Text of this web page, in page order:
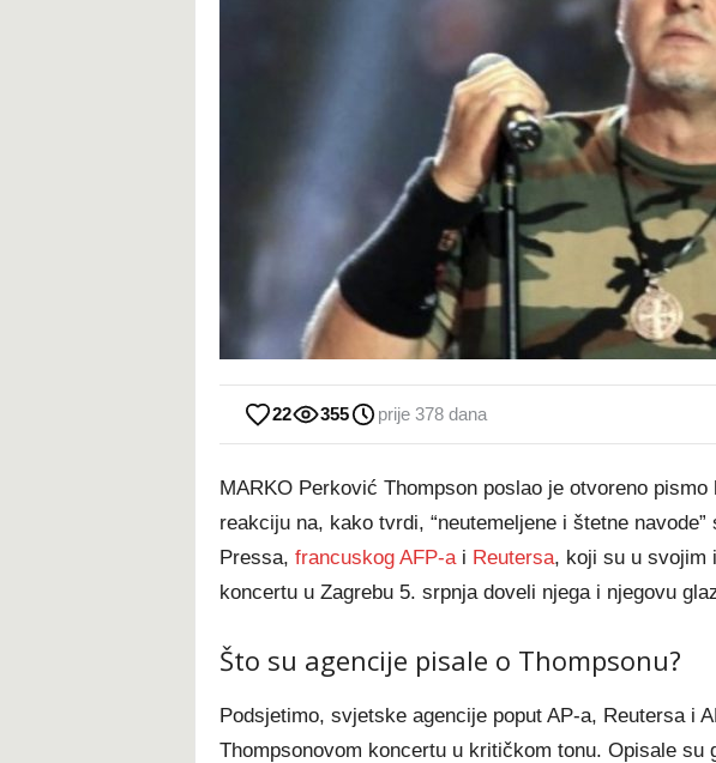
22 355 prije 378 dana
MARKO Perković Thompson poslao je otvoreno
reakciju na, kako tvrdi, “neutemeljene i štetne
Pressa, francuskog AFP-ai Reutersa, koji su u svojim
koncertu u Zagrebu 5. srpnja doveli njega i njegovu
Što su agencije pisale o Thompsonu?
Podsjetimo, svjetske agencije poput AP-a, Reutersa i
Thompsonovom koncertu u kritičkom tonu. Opisale su